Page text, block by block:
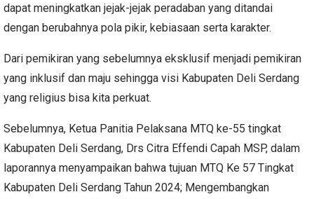
dapat meningkatkan jejak-jejak peradaban yang ditandai
dengan berubahnya pola pikir, kebiasaan serta karakter.
Dari pemikiran yang sebelumnya eksklusif menjadi pemikiran
yang inklusif dan maju sehingga visi Kabupaten Deli Serdang
yang religius bisa kita perkuat.
Sebelumnya, Ketua Panitia Pelaksana MTQ ke-55 tingkat
Kabupaten Deli Serdang, Drs Citra Effendi Capah MSP, dalam
laporannya menyampaikan bahwa tujuan MTQ Ke 57 Tingkat
Kabupaten Deli Serdang Tahun 2024; Mengembangkan